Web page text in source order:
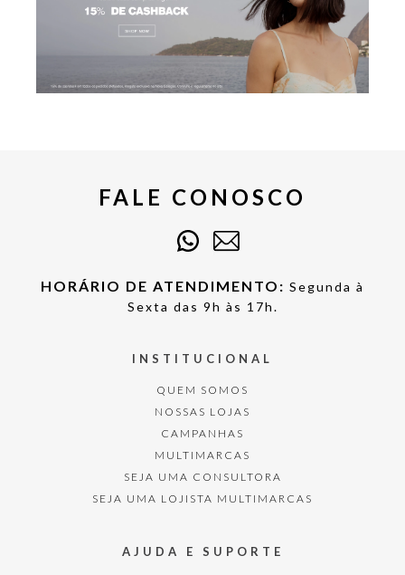
FALE CONOSCO
HORÁRIO DE ATENDIMENTO: Segunda à
Sexta das 9h às 17h.
INSTITUCIONAL
QUEM SOMOS
NOSSAS LOJAS
CAMPANHAS
MULTIMARCAS
SEJA UMA CONSULTORA
SEJA UMA LOJISTA MULTIMARCAS
AJUDA E SUPORTE